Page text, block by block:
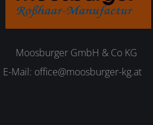
Moosburger GmbH & Co KG
E-Mail: office@moosburger-kg.at